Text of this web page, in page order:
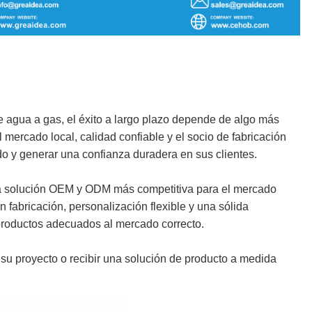
a gas, el éxito a largo plazo depende de algo más
local, calidad confiable y el socio de fabricación
y generar una confianza duradera en sus clientes.
OEM y ODM más competitiva para el mercado
fabricación, personalización flexible y una sólida
adecuados al mercado correcto.
proyecto o recibir una solución de producto a medida